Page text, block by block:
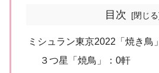
目次
ミシュラン東京2022「焼き鳥」
３つ星「焼鳥」：0軒